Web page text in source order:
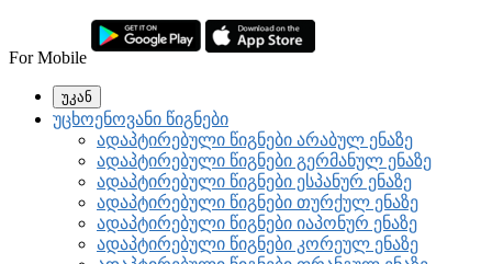
For Mobile
უკან
უცხოენოვანი წიგნები
ადაპტირებული წიგნები არაბულ ენაზე
ადაპტირებული წიგნები გერმანულ ენაზე
ადაპტირებული წიგნები ესპანურ ენაზე
ადაპტირებული წიგნები თურქულ ენაზე
ადაპტირებული წიგნები იაპონურ ენაზე
ადაპტირებული წიგნები კორეულ ენაზე